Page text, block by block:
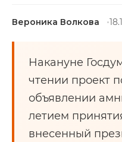
КУЛЬТУРА
Вероника Волкова
Накануне
чтении проект
объявлении
летием
внесенный